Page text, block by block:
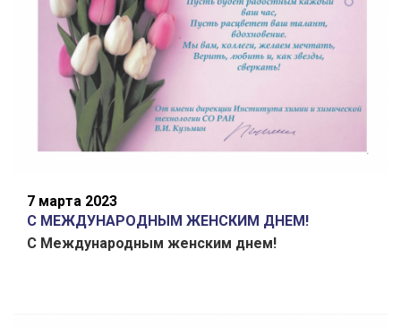
7 марта 2023
С МЕЖДУНАРОДНЫМ ЖЕНСКИМ ДНЕМ!
С Международным женским днем!